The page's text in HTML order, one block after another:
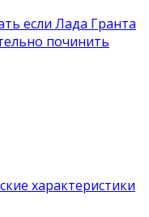
если Лада Гранта
починить
характеристики